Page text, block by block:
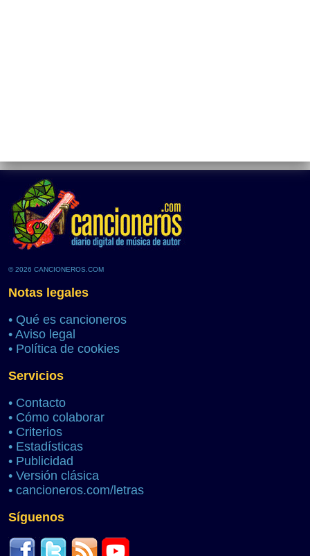
© 2026 CANCIONEROS.COM
Notas legales
• Qué es cancioneros
• Aviso legal
• Política de cookies
Servicios
• Contacto
• Cómo colaborar
• Criterios
• Estadísticas
• Publicidad
• Versión clásica
• cancioneros.com/letras
Síguenos